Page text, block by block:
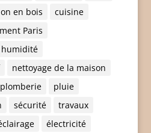
en bois
cuisine
Paris
humidité
nettoyage de la maison
plomberie
pluie
sécurité
travaux
électricité